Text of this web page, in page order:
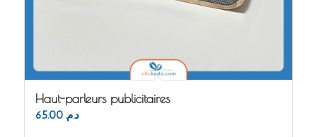
Haut-parleurs publicitaires
د.م. 65.00